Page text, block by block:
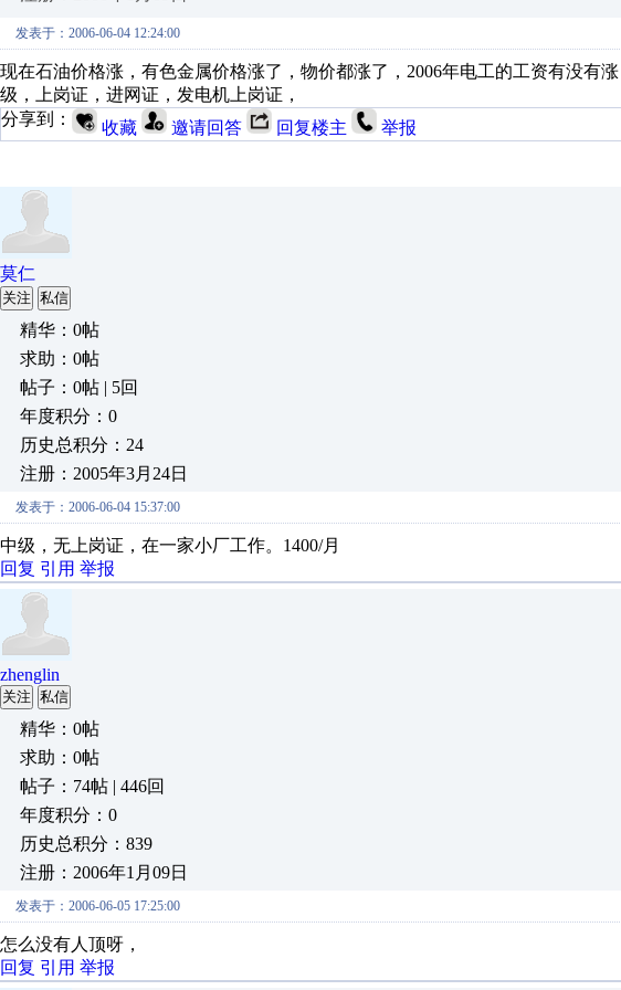
发表于：2006-06-04 12:24:00
现在石油价格涨，有色金属价格涨了，物价都涨了，2006年电工的工资有没有
级，上岗证，进网证，发电机上岗证，
分享到：
收藏 邀请回答 回复楼主 举报
莫仁
关注 私信
精华：0帖
求助：0帖
帖子：0帖 | 5回
年度积分：0
历史总积分：24
注册：2005年3月24日
发表于：2006-06-04 15:37:00
中级，无上岗证，在一家小厂工作。1400/月
回复 引用 举报
zhenglin
关注 私信
精华：0帖
求助：0帖
帖子：74帖 | 446回
年度积分：0
历史总积分：839
注册：2006年1月09日
发表于：2006-06-05 17:25:00
怎么没有人顶呀，
回复 引用 举报